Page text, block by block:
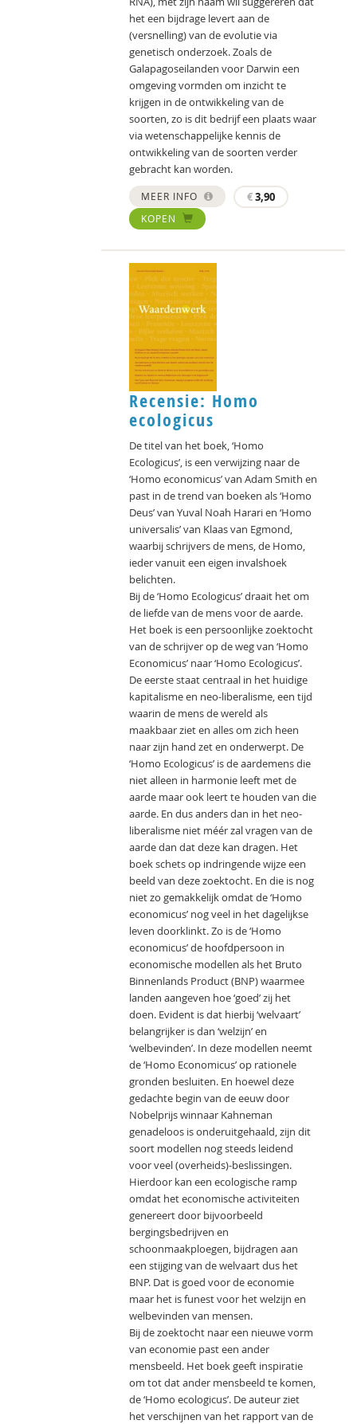
het een bijdrage levert aan de
(versnelling) van de evolutie via
genetisch onderzoek. Zoals de
Galapagoseilanden voor Darwin een
omgeving vormden om inzicht te
krijgen in de ontwikkeling van de
soorten, zo is dit bedrijf een plaats waar
via wetenschappelijke kennis de
ontwikkeling van de soorten verder
gebracht kan worden.
MEER INFO €3,90
KOPEN
Recensie: Homo
ecologicus
De titel van het boek, ‘Homo
Ecologicus’, is een verwijzing naar de
‘Homo economicus’ van Adam Smith en
past in de trend van boeken als ‘Homo
Deus’ van Yuval Noah Harari en ‘Homo
universalis’ van Klaas van Egmond,
waarbij schrijvers de mens, de Homo,
ieder vanuit een eigen invalshoek
belichten.
Bij de ‘Homo Ecologicus’ draait het om
de liefde van de mens voor de aarde.
Het boek is een persoonlijke zoektocht
van de schrijver op de weg van ‘Homo
Economicus’ naar ‘Homo Ecologicus’.
De eerste staat centraal in het huidige
kapitalisme en neo-liberalisme, een tijd
waarin de mens de wereld als
maakbaar ziet en alles om zich heen
naar zijn hand zet en onderwerpt. De
‘Homo Ecologicus’ is de aardemens die
niet alleen in harmonie leeft met de
aarde maar ook leert te houden van die
aarde. En dus anders dan in het neo-
liberalisme niet méér zal vragen van de
aarde dan dat deze kan dragen. Het
boek schets op indringende wijze een
beeld van deze zoektocht. En die is nog
niet zo gemakkelijk omdat de ‘Homo
economicus’ nog veel in het dagelijkse
leven doorklinkt. Zo is de ‘Homo
economicus’ de hoofdpersoon in
economische modellen als het Bruto
Binnenlands Product (BNP) waarmee
landen aangeven hoe ‘goed’ zij het
doen. Evident is dat hierbij ‘welvaart’
belangrijker is dan ‘welzijn’ en
‘welbevinden’. In deze modellen neemt
de ‘Homo Economicus’ op rationele
gronden besluiten. En hoewel deze
gedachte begin van de eeuw door
Nobelprijs winnaar Kahneman
genadeloos is onderuitgehaald, zijn dit
soort modellen nog steeds leidend
voor veel (overheids)-beslissingen.
Hierdoor kan een ecologische ramp
omdat het economische activiteiten
genereert door bijvoorbeeld
bergingsbedrijven en
schoonmaakploegen, bijdragen aan
een stijging van de welvaart dus het
BNP. Dat is goed voor de economie
maar het is funest voor het welzijn en
welbevinden van mensen.
Bij de zoektocht naar een nieuwe vorm
van economie past een ander
mensbeeld. Het boek geeft inspiratie
om tot dat ander mensbeeld te komen,
de ‘Homo ecologicus’. De auteur ziet
het verschijnen van het rapport van de